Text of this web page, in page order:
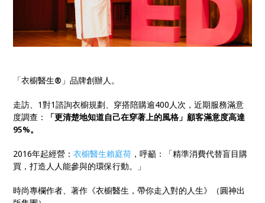
「衣櫥醫生® 」品牌創辦人。
走訪、1對1諮詢衣櫥規劃、穿搭陪購逾400人次，近期服務滿意
度調查：
「更清楚地知道自己在穿著上的風格」顧客滿意度高達
95%。
2016年起經營：衣櫥醫生賴庭荷 ，呼籲：「精準消費代替盲目購
買，打造人人能參與的環保行動。」
時尚專欄作者、著作《衣櫥醫生，帶你走入對的人生》（圓神出